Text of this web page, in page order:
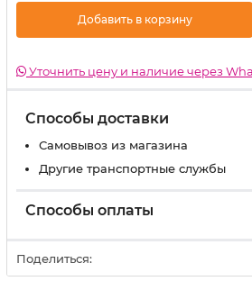
Добавить в корзину
Уточнить цену и наличие через
Способы доставки
Самовывоз из магазина
Другие транспортные службы
Способы оплаты
Поделиться: